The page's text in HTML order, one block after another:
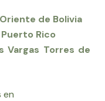
de Bolivia
Rico
Vargas Torres de
en